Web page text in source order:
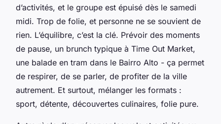
d’activités, et le groupe est épuisé dès le samedi
midi. Trop de folie, et personne ne se souvient de
rien. L’équilibre, c’est la clé. Prévoir des moments
de pause, un brunch typique à Time Out Market,
une balade en tram dans le Bairro Alto - ça permet
de respirer, de se parler, de profiter de la ville
autrement. Et surtout, mélanger les formats :
sport, détente, découvertes culinaires, folie pure.